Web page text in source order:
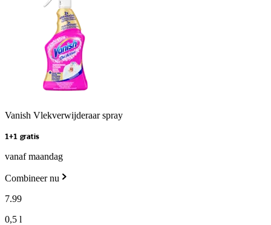
Vanish Vlekverwijderaar spray
1+1 gratis
vanaf maandag
Combineer nu
7.99
0,5 l